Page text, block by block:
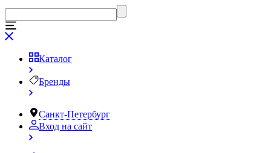
Каталог
Бренды
Санкт-Петербург
Вход на сайт